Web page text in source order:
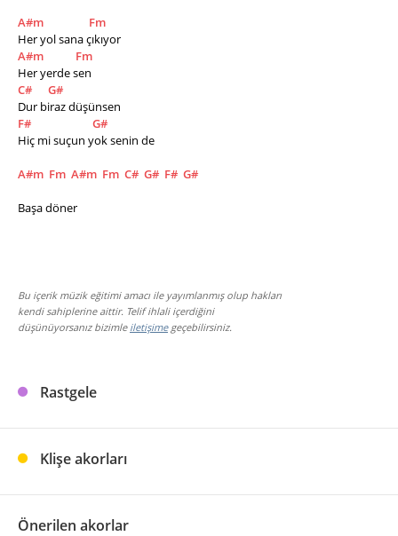
A#m
Fm
Her yol sana çıkıyor
A#m
Fm
Her yerde sen
C#
G#
Dur biraz düşünsen
F#
G#
Hiç mi suçun yok senin de
A#m Fm A#m Fm C# G# F# G#
Başa döner
Bu içerik müzik eğitimi amacı ile yayımlanmış olup hakları
kendi sahiplerine aittir. Telif ihlali içerdiğini
düşünüyorsanız bizimle iletişimegeçebilirsiniz.
Rastgele
Klişe akorları
Önerilen akorlar